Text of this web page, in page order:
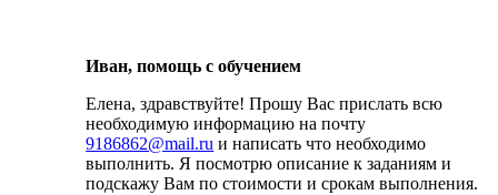
Иван, помощь с обучением
Елена, здравствуйте! Прошу Вас прислать всю
необходимую информацию на почту
9186862@mail.ru и написать что необходимо
выполнить. Я посмотрю описание к заданиям и
подскажу Вам по стоимости и срокам выполнения.